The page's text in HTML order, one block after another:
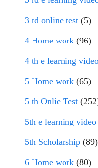
3 rd online test (5)
4 Home work (96)
4 th e learning video
5 Home work (65)
5 th Onlie Test
5th e learning video
5th Scholarship (89)
6 Home work (80)